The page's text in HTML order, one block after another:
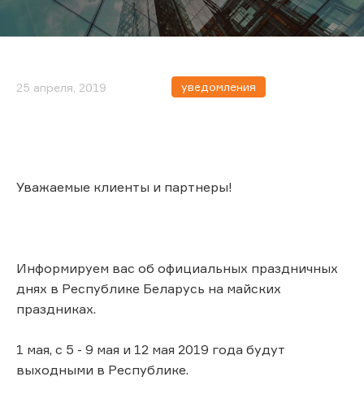
25 апреля, 2019 уведомления
Уважаемые клиенты и партнеры!
Информируем вас об официальных праздничных
днях в Республике Беларусь на майских
праздниках.
1 мая, с 5 - 9 мая и 12 мая 2019 года будут
выходными в Республике.